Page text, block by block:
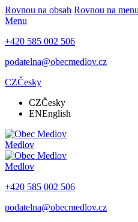
Rovnou na obsah Rovnou na menu
Menu
+420 585 002 506
podatelna@obecmedlov.cz
CZČesky
CZČesky
ENEnglish
Medlov
Medlov
+420 585 002 506
podatelna@obecmedlov.cz